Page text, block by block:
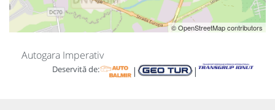
© OpenStreetMap contributors
Autogara Imperativ
Deservită de: | |